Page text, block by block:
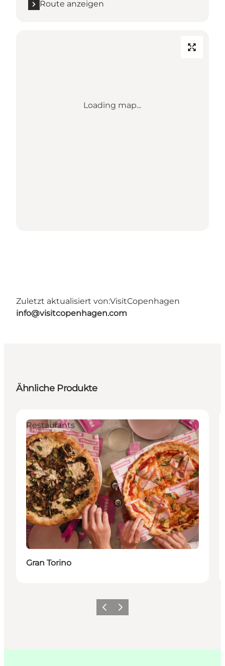
Route anzeigen
Loading map...
Zuletzt aktualisiert von:VisitCopenhagen
info@visitcopenhagen.com
Ähnliche Produkte
Restaurants
Gran Torino
ZurückWeiter